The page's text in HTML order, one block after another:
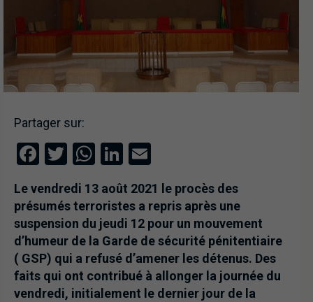
Partager sur:
Facebook
Twitter
WhatsApp
LinkedIn
Le vendredi 13 août 2021 le procès des
présumés terroristes a repris après une
suspension du jeudi 12 pour un mouvement
d’humeur de la Garde de sécurité pénitentiaire
( GSP) qui a refusé d’amener les détenus. Des
faits qui ont contribué à allonger la journée du
vendredi, initialement le dernier jour de la